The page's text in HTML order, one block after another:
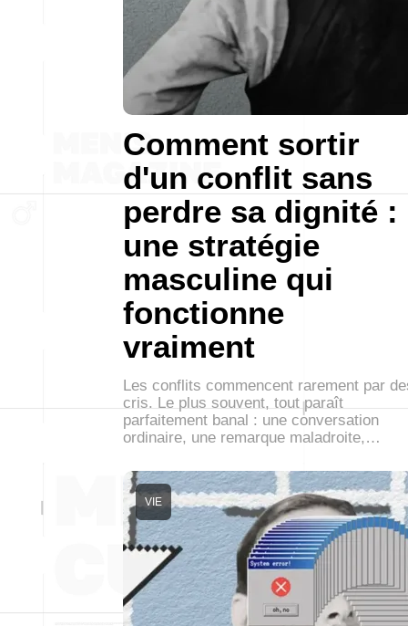
Comment sortir
d'un conflit sans
perdre sa dignité :
une stratégie
masculine qui
fonctionne
vraiment
Les conflits commencent rarement par
cris. Le plus souvent, tout paraît
parfaitement banal : une conversation
ordinaire, une remarque maladroite,…
VIE